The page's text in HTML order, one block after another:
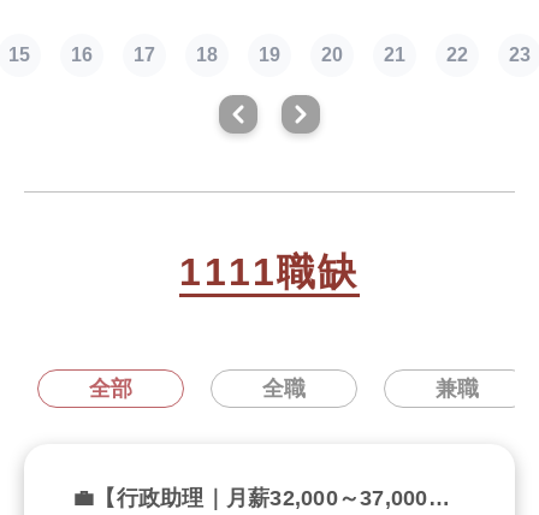
15 16 17 18 19 20 21 22 23
1111職缺
全部 全職 兼職
💼【行政助理｜月薪32,000～37,000元｜固定週休六日】💼 ✨ 穩定內勤 × 工作單純好上手 × 準時下班 × 無經驗可 ✨